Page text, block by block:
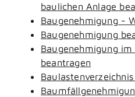
baulichen Anlage
Baugenehmigung -
Baugenehmigung
Baugenehmigung
beantragen